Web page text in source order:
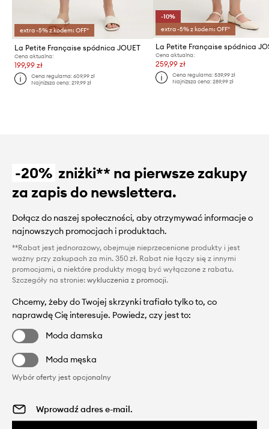
extra -5% z kodem: OFF*
La Petite Française spódnica JOUET
Cena aktualna:
199,99 zł
Cena regularna:609,99 zł
Najniższa cena:219,99 zł
-10%
extra -5% z kodem: OFF*
La Petite Française spódnica
Cena aktualna:
259,99 zł
Cena regularna: 539,99 zł
Najniższa cena: 289,99 zł
-20% zniżki** na pierwsze zakupy
za zapis do newslettera.
Dołącz do naszej społeczności, aby otrzymywać informacje o
najnowszych promocjach i produktach.
**Rabat jest jednorazowy, obejmuje nieprzecenione produkty i jest
ważny przy zakupach za min. 350 zł. Rabat nie łączy się z innymi
promocjami, a niektóre produkty mogą być wyłączone z rabatu.
Szczegóły na stronie: wykluczenia z promocji.
Chcemy, żeby do Twojej skrzynki trafiało tylko to, co
naprawdę Cię interesuje. Powiedz, czy jest to:
Moda damska
Moda męska
Wybór oferty jest opcjonalny